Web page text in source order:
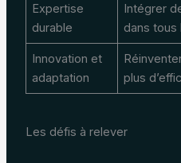
Expertise
durable
Intégrer
dans
Innovation et
adaptation
plus
Les défis à relever